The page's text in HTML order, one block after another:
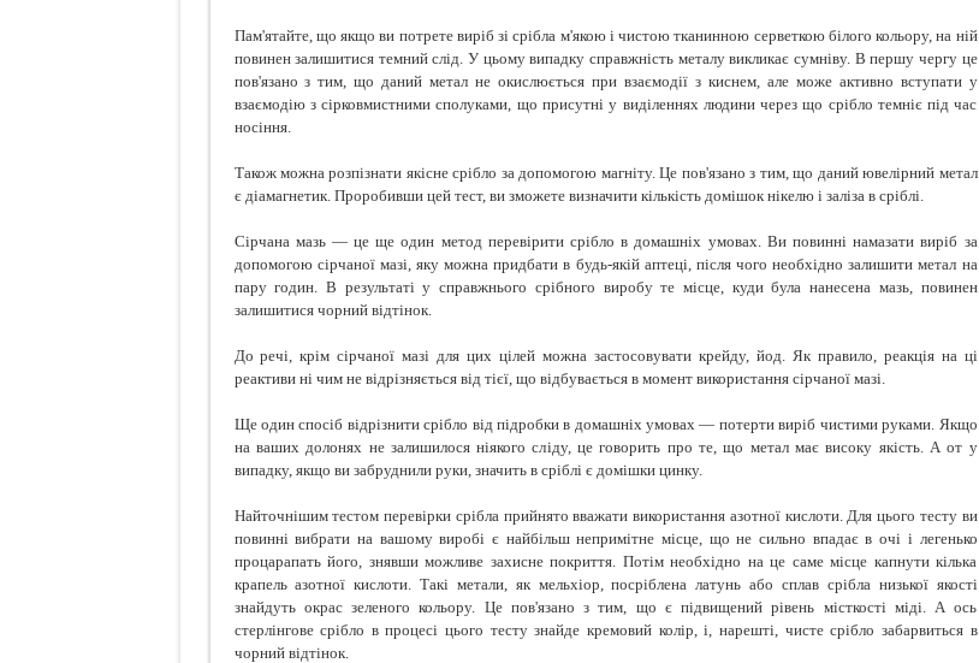
Пам'ятайте, що якщо ви потрете виріб зі срібла м'якою і чистою тканинною серветкою білого кольору, на ній
повинен залишитися темний слід. У цьому випадку справжність металу викликає сумніву. В першу чергу це
пов'язано з тим, що даний метал не окислюється при взаємодії з киснем, але може активно вступати у
взаємодію з сірковмистними сполуками, що присутні у виділеннях людини через що срібло темніє під час
носіння.
Також можна розпізнати якісне срібло за допомогою магніту. Це пов'язано з тим, що даний ювелірний метал
є діамагнетик. Проробивши цей тест, ви зможете визначити кількість домішок нікелю і заліза в сріблі.
Сірчана мазь — це ще один метод перевірити срібло в домашніх умовах. Ви повинні намазати виріб за
допомогою сірчаної мазі, яку можна придбати в будь-якій аптеці, після чого необхідно залишити метал на
пару годин. В результаті у справжнього срібного виробу те місце, куди була нанесена мазь, повинен
залишитися чорний відтінок.
До речі, крім сірчаної мазі для цих цілей можна застосовувати крейду, йод. Як правило, реакція на ці
реактиви ні чим не відрізняється від тієї, що відбувається в момент використання сірчаної мазі.
Ще один спосіб відрізнити срібло від підробки в домашніх умовах — потерти виріб чистими руками. Якщо
на ваших долонях не залишилося ніякого сліду, це говорить про те, що метал має високу якість. А от у
випадку, якщо ви забруднили руки, значить в сріблі є домішки цинку.
Найточнішим тестом перевірки срібла прийнято вважати використання азотної кислоти. Для цього тесту ви
повинні вибрати на вашому виробі є найбільш непримітне місце, що не сильно впадає в очі і легенько
процарапать його, знявши можливе захисне покриття. Потім необхідно на це саме місце капнути кілька
крапель азотної кислоти. Такі метали, як мельхіор, посріблена латунь або сплав срібла низької якості
знайдуть окрас зеленого кольору. Це пов'язано з тим, що є підвищений рівень місткості міді. А ось
стерлінгове срібло в процесі цього тесту знайде кремовий колір, і, нарешті, чисте срібло забарвиться в
чорний відтінок.